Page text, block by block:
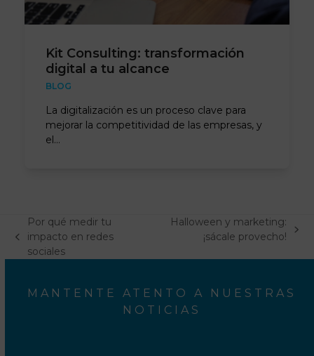
Kit Consulting: transformación
digital a tu alcance
BLOG
La digitalización es un proceso clave para
mejorar la competitividad de las empresas, y
el…
previous
post:
Por qué medir tu
impacto en redes
sociales
Halloween y marketing:
¡sácale provecho!
MANTENTE ATENTO A NUESTRAS
NOTICIAS